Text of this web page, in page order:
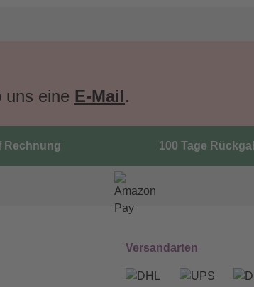
uns eine E-Mail.
Rechnung 100 Tage
Versandarten